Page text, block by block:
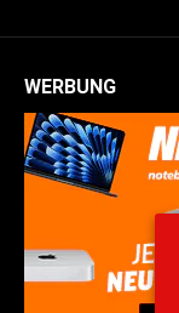
WERBUNG